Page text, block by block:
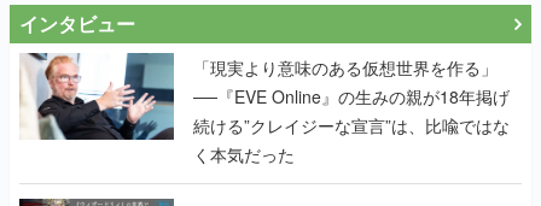
インタビュー
「現実より意味のある仮想世界を作る」
──『EVE Online』の生みの親が18年掲げ
続ける”クレイジーな宣言”は、比喩ではな
く本気だった